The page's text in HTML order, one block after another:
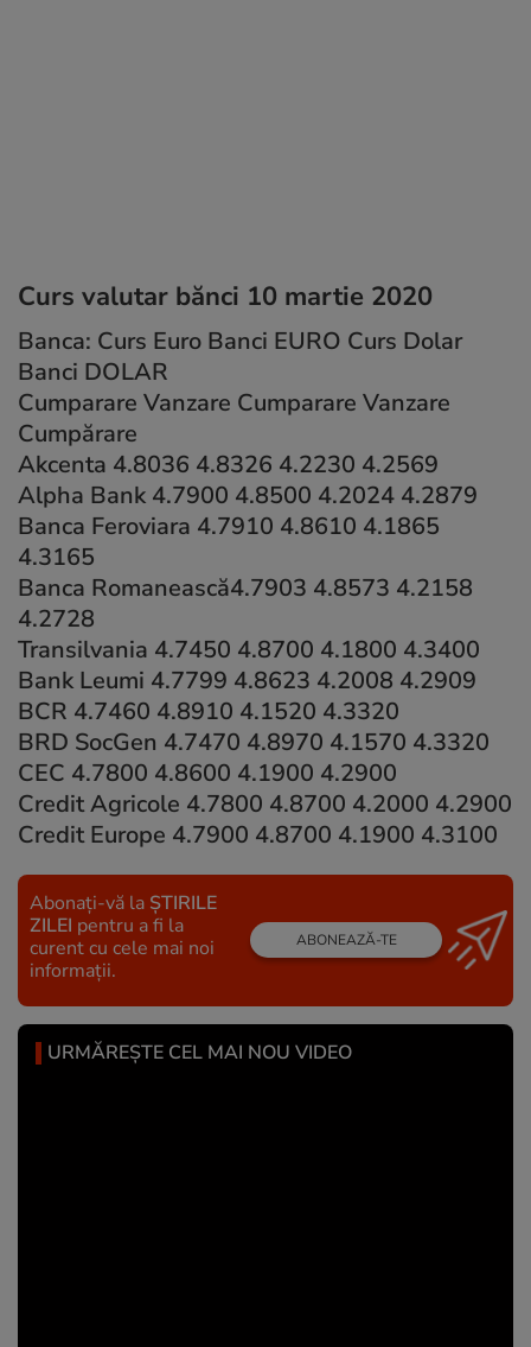
Curs valutar bănci 10 martie 2020
Banca: Curs Euro Banci EURO Curs Dolar
Banci DOLAR
Cumparare Vanzare Cumparare Vanzare
Cumpărare
Akcenta 4.8036 4.8326 4.2230 4.2569
Alpha Bank 4.7900 4.8500 4.2024 4.2879
Banca Feroviara 4.7910 4.8610 4.1865
4.3165
Banca Romanească4.7903 4.8573 4.2158
4.2728
Transilvania 4.7450 4.8700 4.1800 4.3400
Bank Leumi 4.7799 4.8623 4.2008 4.2909
BCR 4.7460 4.8910 4.1520 4.3320
BRD SocGen 4.7470 4.8970 4.1570 4.3320
CEC 4.7800 4.8600 4.1900 4.2900
Credit Agricole 4.7800 4.8700 4.2000 4.2900
Credit Europe 4.7900 4.8700 4.1900 4.3100
Abonați-vă la ȘTIRILE
ZILEI pentru a fi la
curent cu cele mai noi
informații.
ABONEAZĂ-TE
URMĂREȘTE CEL MAI NOU VIDEO